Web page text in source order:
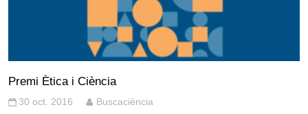
Premi Ètica i Ciència
30 oct. 2016 Buscaciència